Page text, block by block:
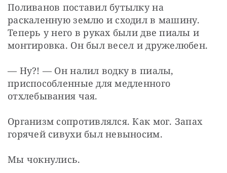
Поливанов поставил бутылку на
раскаленную землю и сходил в машину.
Теперь у него в руках были две пиалы и
монтировка. Он был весел и дружелюбен.
— Ну?! — Он налил водку в пиалы,
приспособленные для медленного
отхлебывания чая.
Организм сопротивлялся. Как мог. Запах
горячей сивухи был невыносим.
Мы чокнулись.